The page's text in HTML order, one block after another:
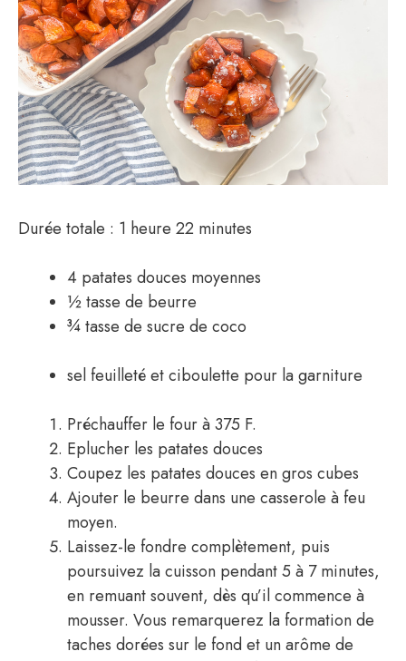
Durée totale : 1 heure 22 minutes
4 patates douces moyennes
½ tasse de beurre
¾ tasse de sucre de coco
sel feuilleté et ciboulette pour la garniture
Préchauffer le four à 375 F.
Eplucher les patates douces
Coupez les patates douces en gros cubes
Ajouter le beurre dans une casserole à feu
moyen.
Laissez-le fondre complètement, puis
poursuivez la cuisson pendant 5 à 7 minutes,
en remuant souvent, dès qu’il commence à
mousser. Vous remarquerez la formation de
taches dorées sur le fond et un arôme de